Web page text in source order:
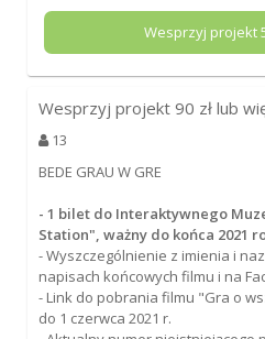
Wesprzyj projekt
Wesprzyj projekt 90 zł lub
13
BEDE GRAU W GRE
- 1 bilet do Interaktywnego
Station", ważny do końca 2021
- Wyszczególnienie z imienia i
napisach końcowych filmu i na
- Link do pobrania filmu "Gra o
do 1 czerwca 2021 r.